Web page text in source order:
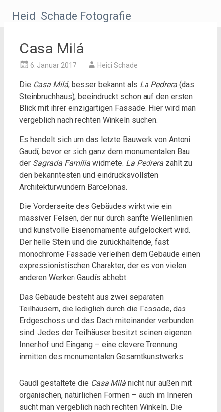
Inhalt
springen
Heidi Schade Fotografie
Casa Milá
6. Januar 2017 Heidi Schade
Die Casa Milá, besser bekannt als La Pedrera(das
Steinbruchhaus), beeindruckt schon auf den ersten
Blick mit ihrer einzigartigen Fassade. Hier wird man
vergeblich nach rechten Winkeln suchen.
Es handelt sich um das letzte Bauwerk von Antoni
Gaudí, bevor er sich ganz dem monumentalen Bau
der Sagrada Famíliawidmete. La Pedrerazählt zu
den bekanntesten und eindrucksvollsten
Architekturwundern Barcelonas.
Die Vorderseite des Gebäudes wirkt wie ein
massiver Felsen, der nur durch sanfte Wellenlinien
und kunstvolle Eisenornamente aufgelockert wird.
Der helle Stein und die zurückhaltende, fast
monochrome Fassade verleihen dem Gebäude einen
expressionistischen Charakter, der es von vielen
anderen Werken Gaudís abhebt.
Das Gebäude besteht aus zwei separaten
Teilhäusern, die lediglich durch die Fassade, das
Erdgeschoss und das Dach miteinander verbunden
sind. Jedes der Teilhäuser besitzt seinen eigenen
Innenhof und Eingang – eine clevere Trennung
inmitten des monumentalen Gesamtkunstwerks.
Gaudí gestaltete die Casa Milànicht nur außen mit
organischen, natürlichen Formen – auch im Inneren
sucht man vergeblich nach rechten Winkeln. Die